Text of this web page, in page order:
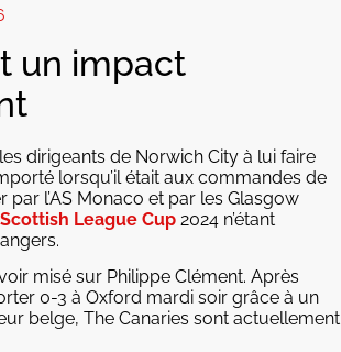
un impact
dirigeants de Norwich City à lui faire
lorsqu’il était aux commandes de
par l’AS Monaco et par les Glasgow
Scottish League Cup 2024 n’étant
misé sur Philippe Clément. Après
0-3 à Oxford mardi soir grâce à un
belge, The Canaries sont actuellement